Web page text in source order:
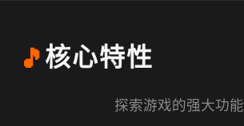
🎵核心特性
探索游戏的强大功能